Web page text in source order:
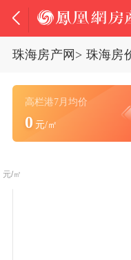
珠海房产网 > 珠海房
高栏港7月均价
0 元/㎡